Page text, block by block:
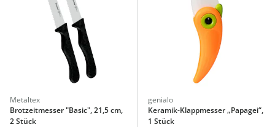
Metaltex
Brotzeitmesser "Basic", 21,5 cm,
2 Stück
genialo
Keramik-Klappmesser „Papagei“,
1 Stück